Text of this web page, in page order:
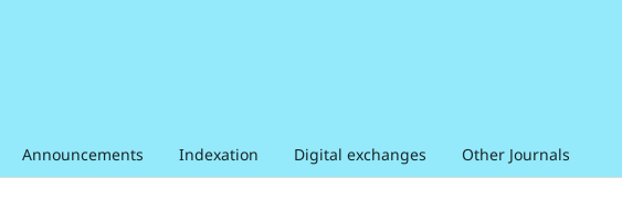
Announcements Indexation Digital exchanges Other Journals